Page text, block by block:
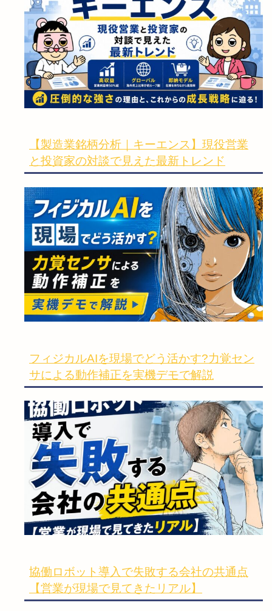
【製造業銘柄分析｜キーエンス】現役営業
と投資家の対談で見えた最新トレンド
フィジカルAIを現場でどう活かす?力覚セン
サによる動作補正を実機デモで解説
協働ロボット導入で失敗する会社の共通点
【営業が現場で見てきたリアル】